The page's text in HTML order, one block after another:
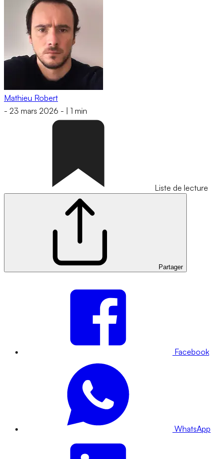
Mathieu Robert
- 23 mars 2026 - 1 min
Liste de lecture
Partager
Facebook
WhatsApp